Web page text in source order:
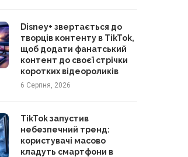
Disney+ звертається до
творців контенту в TikTok,
щоб додати фанатський
контент до своєї стрічки
коротких відеороликів
6 Серпня, 2026
TikTok запустив
небезпечний тренд:
користувачі масово
кладуть смартфони в